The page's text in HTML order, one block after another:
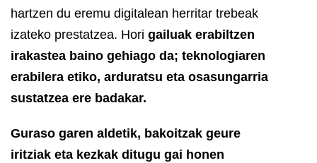
hartzen du eremu digitalean herritar trebeak
izateko prestatzea. Hori gailuak erabiltzen
irakastea baino gehiago da; teknologiaren
erabilera etiko, arduratsu eta osasungarria
sustatzea ere badakar.
Guraso garen aldetik, bakoitzak geure
iritziak eta kezkak ditugu gai honen